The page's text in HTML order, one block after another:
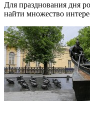
Для празднования дня
найти множество